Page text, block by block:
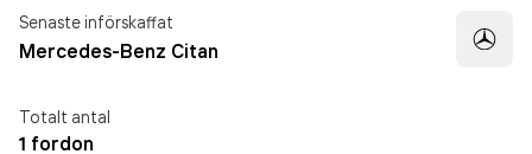
Senaste införskaffat
Mercedes-Benz Citan
Totalt antal
1 fordon